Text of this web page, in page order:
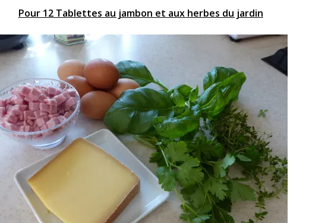
Pour 12 Tablettes au jambon et aux herbes du jardin